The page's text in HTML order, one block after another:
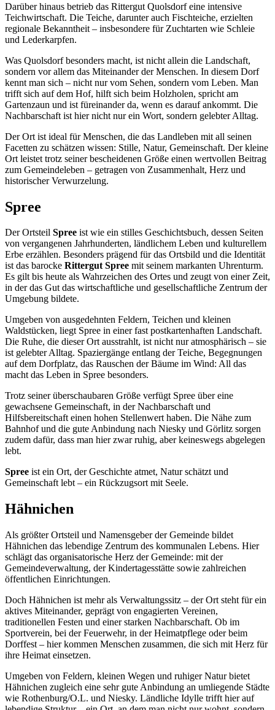
Darüber hinaus betrieb das Rittergut Quolsdorf eine intensive
Teichwirtschaft. Die Teiche, darunter auch Fischteiche, erzielten
regionale Bekanntheit – insbesondere für Zuchtarten wie Schleie
und Lederkarpfen.
Was Quolsdorf besonders macht, ist nicht allein die Landschaft,
sondern vor allem das Miteinander der Menschen. In diesem Dorf
kennt man sich – nicht nur vom Sehen, sondern vom Leben. Man
trifft sich auf dem Hof, hilft sich beim Holzholen, spricht am
Gartenzaun und ist füreinander da, wenn es darauf ankommt. Die
Nachbarschaft ist hier nicht nur ein Wort, sondern gelebter Alltag.
Der Ort ist ideal für Menschen, die das Landleben mit all seinen
Facetten zu schätzen wissen: Stille, Natur, Gemeinschaft. Der kleine
Ort leistet trotz seiner bescheidenen Größe einen wertvollen Beitrag
zum Gemeindeleben – getragen von Zusammenhalt, Herz und
historischer Verwurzelung.
Spree
Der Ortsteil Spree ist wie ein stilles Geschichtsbuch, dessen Seiten
von vergangenen Jahrhunderten, ländlichem Leben und kulturellem
Erbe erzählen. Besonders prägend für das Ortsbild und die Identität
ist das barocke Rittergut Spree mit seinem markanten Uhrenturm.
Es gilt bis heute als Wahrzeichen des Ortes und zeugt von einer Zeit,
in der das Gut das wirtschaftliche und gesellschaftliche Zentrum der
Umgebung bildete.
Umgeben von ausgedehnten Feldern, Teichen und kleinen
Waldstücken, liegt Spree in einer fast postkartenhaften Landschaft.
Die Ruhe, die dieser Ort ausstrahlt, ist nicht nur atmosphärisch – sie
ist gelebter Alltag. Spaziergänge entlang der Teiche, Begegnungen
auf dem Dorfplatz, das Rauschen der Bäume im Wind: All das
macht das Leben in Spree besonders.
Trotz seiner überschaubaren Größe verfügt Spree über eine
gewachsene Gemeinschaft, in der Nachbarschaft und
Hilfsbereitschaft einen hohen Stellenwert haben. Die Nähe zum
Bahnhof und die gute Anbindung nach Niesky und Görlitz sorgen
zudem dafür, dass man hier zwar ruhig, aber keineswegs abgelegen
lebt.
Spree ist ein Ort, der Geschichte atmet, Natur schätzt und
Gemeinschaft lebt – ein Rückzugsort mit Seele.
Hähnichen
Als größter Ortsteil und Namensgeber der Gemeinde bildet
Hähnichen das lebendige Zentrum des kommunalen Lebens. Hier
schlägt das organisatorische Herz der Gemeinde: mit der
Gemeindeverwaltung, der Kindertagesstätte sowie zahlreichen
öffentlichen Einrichtungen.
Doch Hähnichen ist mehr als Verwaltungssitz – der Ort steht für ein
aktives Miteinander, geprägt von engagierten Vereinen,
traditionellen Festen und einer starken Nachbarschaft. Ob im
Sportverein, bei der Feuerwehr, in der Heimatpflege oder beim
Dorffest – hier kommen Menschen zusammen, die sich mit Herz für
ihre Heimat einsetzen.
Umgeben von Feldern, kleinen Wegen und ruhiger Natur bietet
Hähnichen zugleich eine sehr gute Anbindung an umliegende Städte
wie Rothenburg/O.L. und Niesky. Ländliche Idylle trifft hier auf